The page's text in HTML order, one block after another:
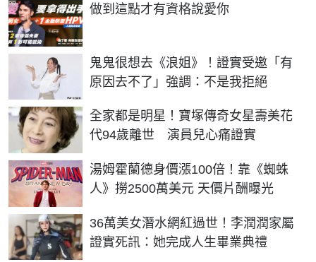
做到這點才有資格說愛你
PR
鬼鬼很想去《浪姐》！證實受邀「有
原因去不了」強調：不是我拒絕
全家都是明星！寶塚傳奇女星壽美花
代94歲離世 演員兒心痛證實
湯姆霍蘭德身價漲100倍！靠《蜘蛛
人》撈2500萬美元 天價片酬曝光
36萬美女潛水網紅過世！李潤潤家屬
證實死訊：她完成人生畢業典禮